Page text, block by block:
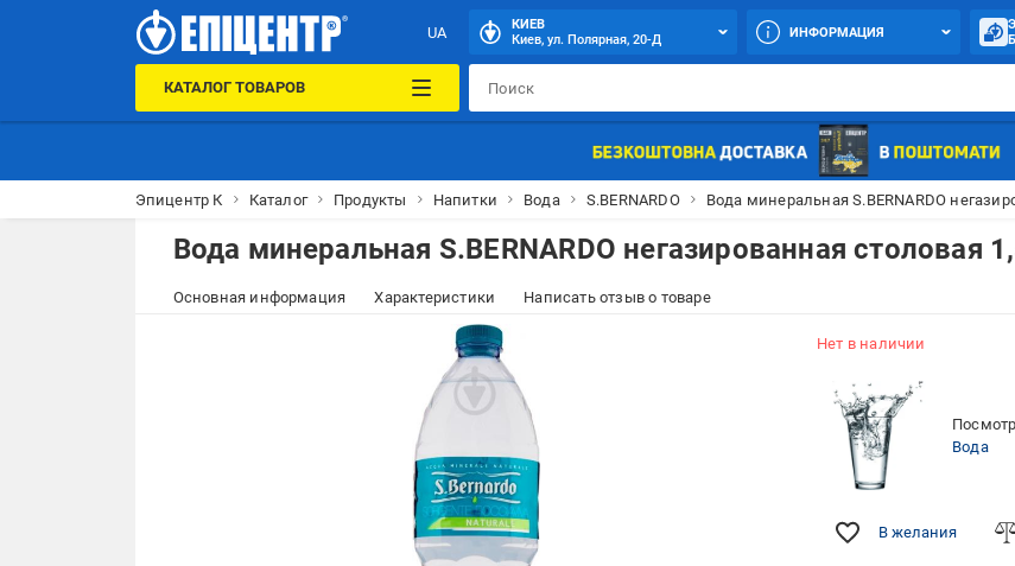
UA
КИЕВ
Киев, ул. Полярная, 20-Д
ИНФОРМАЦИЯ
КАТАЛОГ ТОВАРОВ
Эпицентр К Каталог Продукты Напитки Вода S.BERNARDO Вода минеральная S.BERNARDO
Вода минеральная S.BERNARDO негазированная столовая
Основная информация Характеристики Написать отзыв о товаре
Нет в наличии
Вода
В желания